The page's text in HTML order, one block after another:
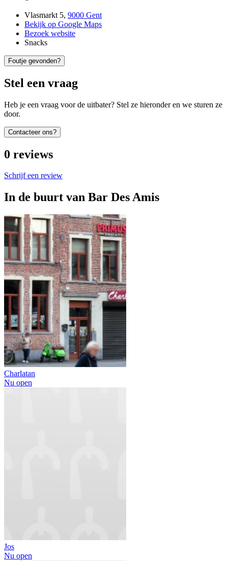
Vlasmarkt 5, 9000 Gent
Bekijk op Google Maps
Bezoek website
Snacks
Foutje gevonden?
Stel een vraag
Heb je een vraag voor de uitbater? Stel ze hieronder en we sturen ze
door.
Contacteer ons?
0 reviews
Schrijf een review
In de buurt van Bar Des Amis
Charlatan
Nu open
Jos
Nu open